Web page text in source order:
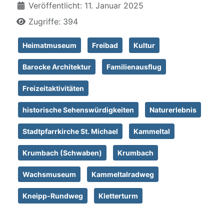
Veröffentlicht: 11. Januar 2025
Zugriffe: 394
Heimatmuseum Freibad Kultur
Barocke Architektur Familienausflug
Freizeitaktivitäten
historische Sehenswürdigkeiten Naturerlebnis
Stadtpfarrkirche St. Michael Kammeltal
Krumbach (Schwaben) Krumbach
Wachsmuseum Kammeltalradweg
Kneipp-Rundweg Kletterturm